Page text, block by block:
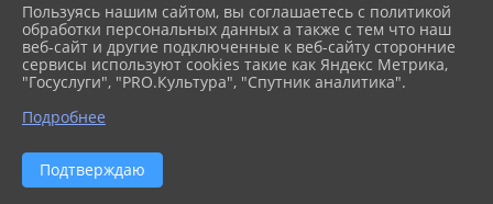
Пользуясь нашим сайтом, вы соглашаетесь с политикой
обработки персональных данных а также с тем что наш
веб-сайт и другие подключенные к веб-сайту сторонние
сервисы используют cookies такие как Яндекс Метрика,
"Госуслуги", "PRO.Культура", "Спутник аналитика".
Подробнее
Подтверждаю